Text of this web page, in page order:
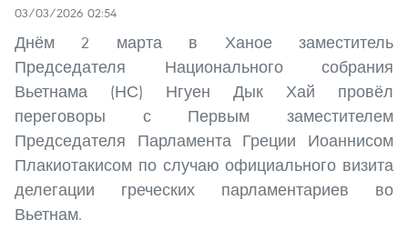
03/03/2026 02:54
Днём 2 марта в Ханое заместитель
Председателя Национального собрания
Вьетнама (НС) Нгуен Дык Хай провёл
переговоры с Первым заместителем
Председателя Парламента Греции Иоаннисом
Плакиотакисом по случаю официального визита
делегации греческих парламентариев во
Вьетнам.